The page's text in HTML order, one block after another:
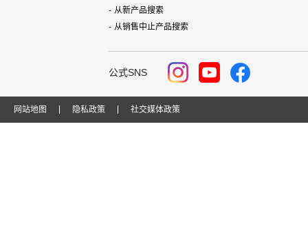
从新产品搜索
从销售中止产品搜索
公式SNS
网站地图 隐私政策 社交媒体政策